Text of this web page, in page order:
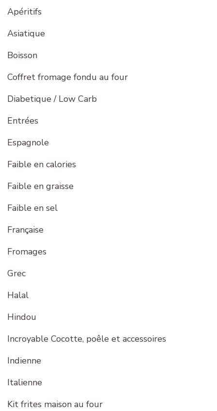
Apéritifs
Asiatique
Boisson
Coffret fromage fondu au four
Diabetique / Low Carb
Entrées
Espagnole
Faible en calories
Faible en graisse
Faible en sel
Française
Fromages
Grec
Halal
Hindou
Incroyable Cocotte, poêle et accessoires
Indienne
Italienne
Kit frites maison au four